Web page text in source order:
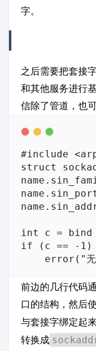
字。
之后需要把套接
和其他服务进行
信除了管道，也
#include
struct
int c = bind
if (c == -1)
前边的几行代码
口的结构，然后
与套接字绑定起
转换成